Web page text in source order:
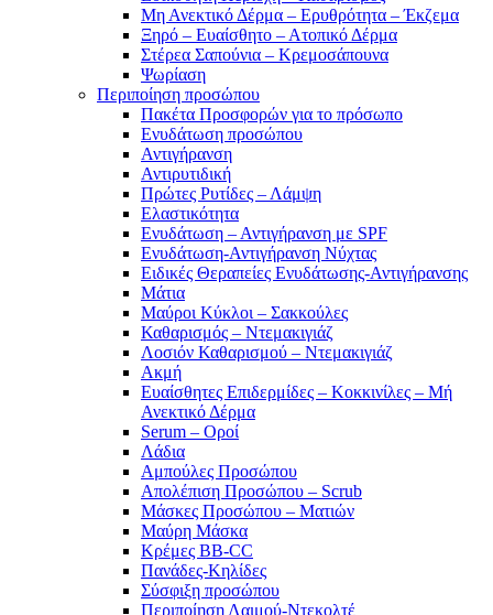
Μη Ανεκτικό Δέρμα – Ερυθρότητα – Έκζεμα
Ξηρό – Ευαίσθητο – Ατοπικό Δέρμα
Στέρεα Σαπούνια – Κρεμοσάπουνα
Ψωρίαση
Περιποίηση προσώπου
Πακέτα Προσφορών για το πρόσωπο
Ενυδάτωση προσώπου
Αντιγήρανση
Αντιρυτιδική
Πρώτες Ρυτίδες – Λάμψη
Ελαστικότητα
Ενυδάτωση – Αντιγήρανση με SPF
Ενυδάτωση-Αντιγήρανση Νύχτας
Ειδικές Θεραπείες Ενυδάτωσης-Αντιγήρανσης
Μάτια
Μαύροι Κύκλοι – Σακκούλες
Καθαρισμός – Ντεμακιγιάζ
Λοσιόν Καθαρισμού – Ντεμακιγιάζ
Ακμή
Ευαίσθητες Επιδερμίδες – Κοκκινίλες – Μή
Ανεκτικό Δέρμα
Serum – Οροί
Λάδια
Αμπούλες Προσώπου
Απολέπιση Προσώπου – Scrub
Μάσκες Προσώπου – Ματιών
Μαύρη Μάσκα
Κρέμες BB-CC
Πανάδες-Κηλίδες
Σύσφιξη προσώπου
Περιποίηση Λαιμού-Ντεκολτέ